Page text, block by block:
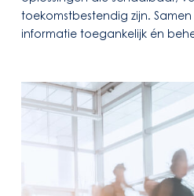
toekomstbestendig zijn.
informatie toegankelijk én